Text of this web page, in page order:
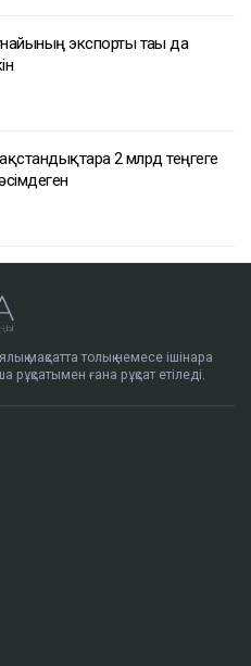
экспорты тағы да
2 млрд теңгеге
мақсатта толық немесе ішінара
рұқсатымен ғана рұқсат етіледі.